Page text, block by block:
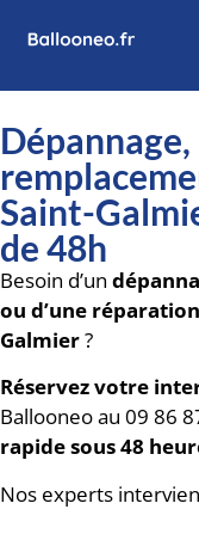
Saint-
de 48h
Besoin d’un
ou d’une
Galmier?
Réservez votre
Ballooneo au 09 86
rapide sous 48
Nos experts